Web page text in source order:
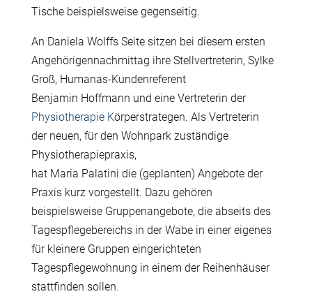
Tische beispielsweise gegenseitig.
An Daniela Wolffs Seite sitzen bei diesem ersten
Angehörigennachmittag ihre Stellvertreterin, Sylke
Groß, Humanas-Kundenreferent
Benjamin Hoffmann und eine Vertreterin der
Physiotherapie Körperstrategen. Als Vertreterin
der neuen, für den Wohnpark zuständige
Physiotherapiepraxis,
hat Maria Palatini die (geplanten) Angebote der
Praxis kurz vorgestellt. Dazu gehören
beispielsweise Gruppenangebote, die abseits des
Tagespflegebereichs in der Wabe in einer eigenes
für kleinere Gruppen eingerichteten
Tagespflegewohnung in einem der Reihenhäuser
stattfinden sollen.